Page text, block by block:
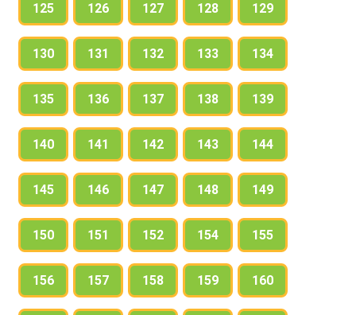
125 126 127 128 129
130 131 132 133 134
135 136 137 138 139
140 141 142 143 144
145 146 147 148 149
150 151 152 154 155
156 157 158 159 160